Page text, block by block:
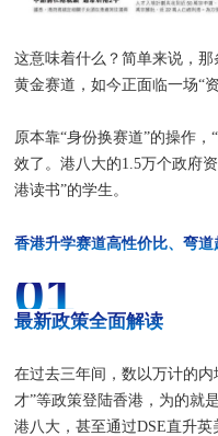
这意味着什么？简单来说，那
黄金赛道，如今正面临一场
原本靠“身份换赛道”的操作
效了。港八大的1.5万个政府
港读书”的学生。
香港升学赛道高性价比、弯道
01
最新政策全面解读
在过去三年间，数以万计的内
才”等政策登陆香港，为的就
港八大，甚至通过DSE直升英